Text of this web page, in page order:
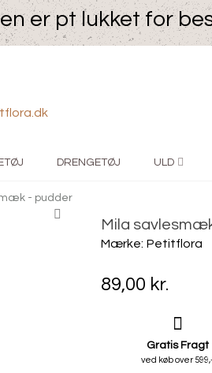
er pt lukket for
DRENGETØJ ULD
- pudder
Mila
Mærke: Petitflora
89,00 kr.
Gratis Fragt
ved køb over